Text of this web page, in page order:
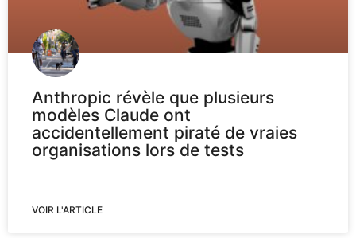
Anthropic révèle que plusieurs
modèles Claude ont
accidentellement piraté de vraies
organisations lors de tests
VOIR L'ARTICLE